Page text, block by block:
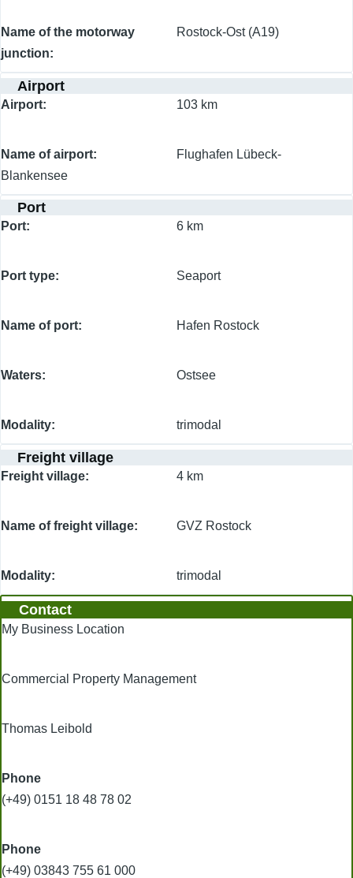
Name of the motorway
junction
Rostock-Ost (A19)
Airport
Airport 103 km
Name of airport
Flughafen Lübeck-
Blankensee
Port
Port 6 km
Port type Seaport
Name of port Hafen Rostock
Waters Ostsee
Modality trimodal
Freight village
Freight village 4 km
Name of freight village GVZ Rostock
Modality trimodal
Contact
My Business Location
Commercial Property Management
Thomas Leibold
Phone
(+49) 0151 18 48 78 02
Phone
(+49) 03843 755 61 000